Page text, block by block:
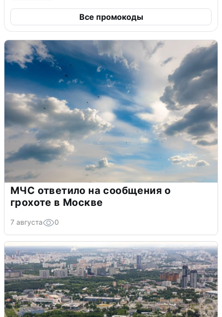
Все промокоды
МЧС ответило на сообщения о
грохоте в Москве
7 августа 0